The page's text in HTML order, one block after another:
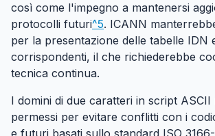
così come l'impegno a mantenersi
protocolli futuri^5. ICANN
per la presentazione delle tabelle IDN
corrispondenti, il che richiederebbe
tecnica continua.
I domini di due caratteri in script
permessi per evitare conflitti con i